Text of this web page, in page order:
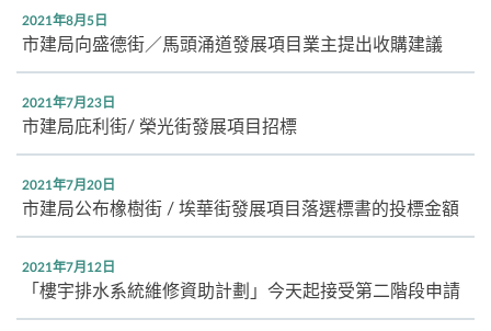
鍵
字
2021年8月5日
市建局向盛德街／馬頭涌道發展項目業主提出收購建議
2021年7月23日
市建局庇利街/ 榮光街發展項目招標
2021年7月20日
市建局公布橡樹街 / 埃華街發展項目落選標書的投標金額
2021年7月12日
「樓宇排水系統維修資助計劃」今天起接受第二階段申請